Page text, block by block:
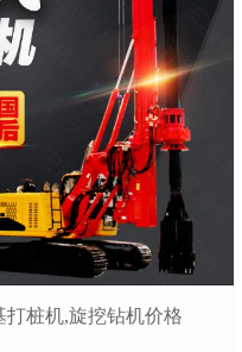
打桩机,旋挖钻机价格